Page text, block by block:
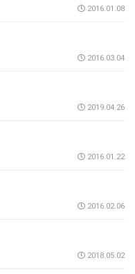
2016.01.08
2016.03.04
2019.04.26
2016.01.22
2016.02.06
2018.05.02